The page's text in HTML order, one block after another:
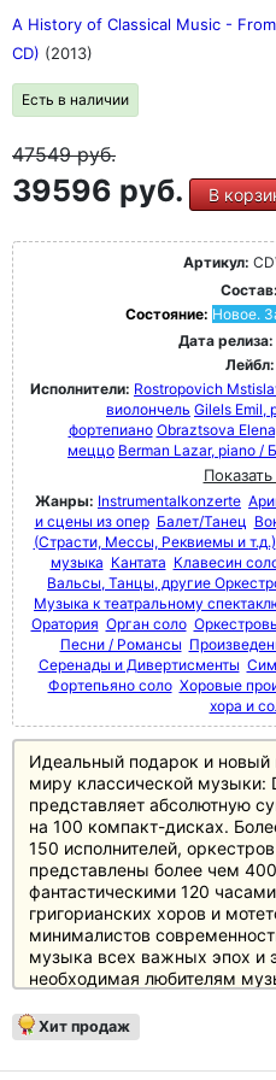
A History of Classical Music -
CD) (2013)
Есть в наличии
47549руб.
39596 руб. В
Артикул:
Состав:
Состояние: Новое.
Дата релиза:
Лейбл:
Исполнители: Rostropovich
виолончель Gilels Emil,
фортепиано Obraztsova
меццо Berman Lazar, piano /
Жанры: Instrumentalkonzerte
и сцены из опер Балет/Танец
(Страсти, Мессы, Реквиемы и т.д.)
музыка Кантата Клавесин
Вальсы, Танцы, другие
Музыка к театральному
Оратория Орган соло
Песни / Романсы
Серенады и Дивертисменты
Фортепьяно соло Хоровые
хора и
Идеальный подарок и новый
миру классической музыки:
представляет абсолютную
на 100 компакт-дисках.
150 исполнителей,
представлены более чем
фантастическими 120
григорианских хоров и
минималистов
музыка всех важных эпох и
необходимая любителям
классиками и романтиками,
представлен в боксе не
Хит продаж